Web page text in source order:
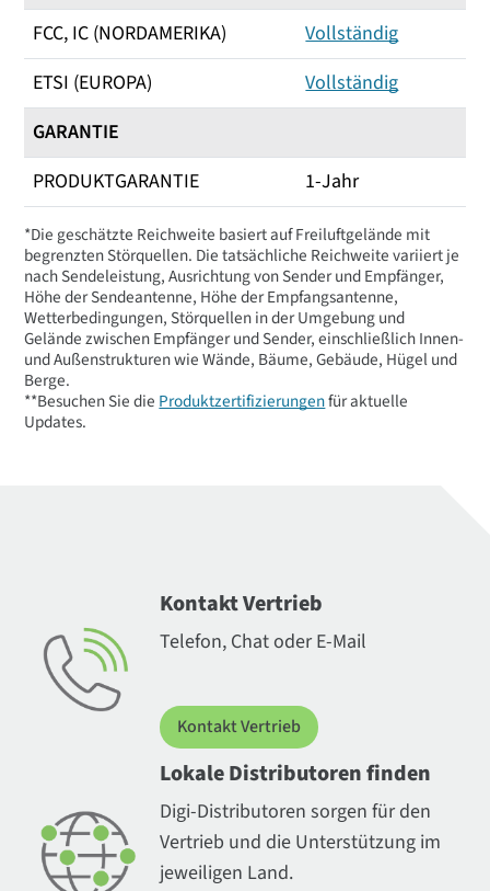
FCC, IC (NORDAMERIKA)
Vollständig
ETSI (EUROPA)
Vollständig
GARANTIE
PRODUKTGARANTIE
1-Jahr
*Die geschätzte Reichweite basiert auf Freiluftgelände mit
begrenzten Störquellen. Die tatsächliche Reichweite variiert je
nach Sendeleistung, Ausrichtung von Sender und Empfänger,
Höhe der Sendeantenne, Höhe der Empfangsantenne,
Wetterbedingungen, Störquellen in der Umgebung und
Gelände zwischen Empfänger und Sender, einschließlich Innen-
und Außenstrukturen wie Wände, Bäume, Gebäude, Hügel und
Berge.
**Besuchen Sie die Produktzertifizierungenfür aktuelle
Updates.
Kontakt Vertrieb
Telefon, Chat oder E-Mail
Kontakt Vertrieb
Lokale Distributoren finden
Digi-Distributoren sorgen für den
Vertrieb und die Unterstützung im
jeweiligen Land.